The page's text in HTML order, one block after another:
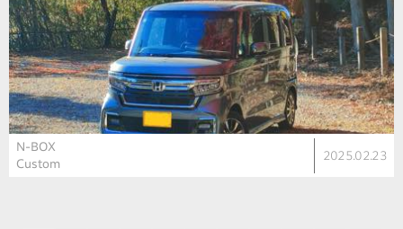
N-BOX
Custom
2025.02.23